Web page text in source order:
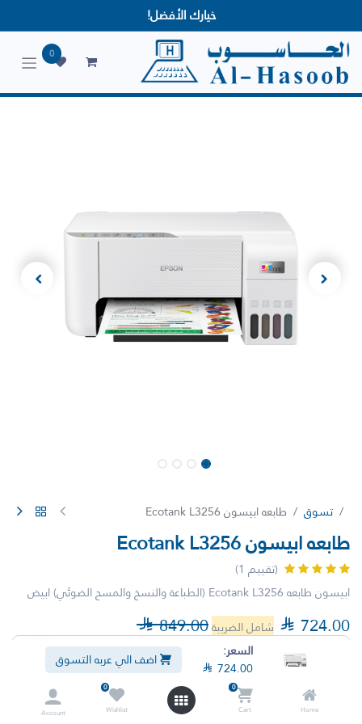
السعر:
 724.00 اضف الي عربه التسوق
Home
0
Cart
0
Wishlist
Account
خيارك الأفضل!
0
تسوق طابعه ابيسون Ecotank L3256
طابعه ابيسون Ecotank L3256
(تقييم 1)
ابيسون طابعه Ecotank L3256 (الطباعة والنسخ والمسح الضوئي) ابيض
 724.00 شامل الضريبة 849.00